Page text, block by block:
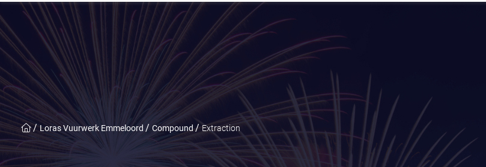
Loras Vuurwerk Emmeloord Compound Extraction